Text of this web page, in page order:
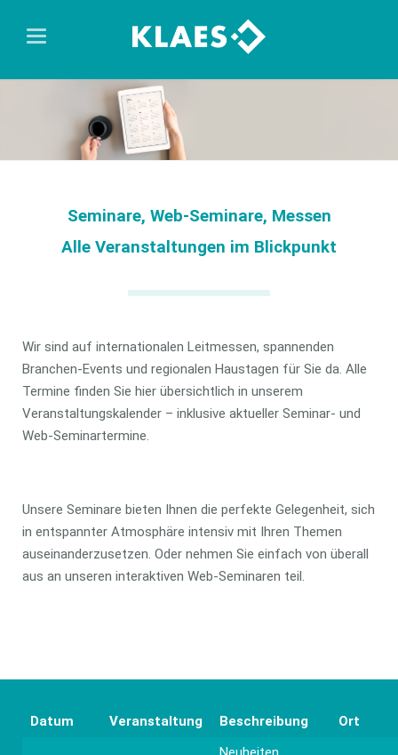
Seminare, Web-Seminare, Messen
Alle Veranstaltungen im Blickpunkt
Wir sind auf internationalen Leitmessen, spannenden
Branchen-Events und regionalen Haustagen für Sie da. Alle
Termine finden Sie hier übersichtlich in unserem
Veranstaltungskalender – inklusive aktueller Seminar- und
Web-Seminartermine.
Unsere Seminare bieten Ihnen die perfekte Gelegenheit, sich
in entspannter Atmosphäre intensiv mit Ihren Themen
auseinanderzusetzen. Oder nehmen Sie einfach von überall
aus an unseren interaktiven Web-Seminaren teil.
Datum Veranstaltung Beschreibung Ort